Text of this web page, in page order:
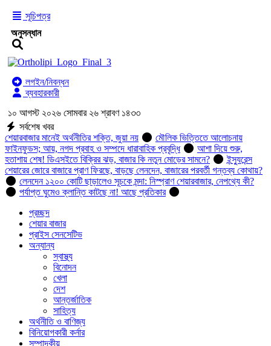
সূচিপত্র
অনুসন্ধান
লগইন/নিবন্ধন
ব্যবহারকারী
১০ আগস্ট ২০২৬ সোমবার ২৬ শ্রাবণ ১৪৩৩
সর্বশেষ খবর
শেয়ারবাজার মানেই অর্থনীতির শক্তি, জুয়া নয়
মৌলিক ভিত্তিতে আলোচনায়
ফাইনফুডস; আয়, নগদ প্রবাহ ও সম্পদে ধারাবাহিক প্রবৃদ্ধি
আশা দিয়ে শুরু,
হতাশায় শেষ! ডিএসইতে বিক্রির ঝড়, বাজার কি নতুন মোড়ের সামনে?
ইন্স্যুরেন্স
শেয়ারের জোরে বাজারে প্রাণ ফিরছে, বাড়ছে লেনদেন, বাজারের পরবর্তী গন্তব্য কোথায়?
লেনদেন ১২০০ কোটি ছাড়ালেও সূচকে মন্দা: নিস্প্রাণ শেয়ারবাজার, নেপথ্যে কী?
পর্যাপ্ত ঘুমেও ক্লান্তি কাটছে না! আছে প্রতিকার
প্রচ্ছদ
শেয়ার বাজার
প্রাইস সেনসেটিভ
অন্যান্য
স্বাস্থ্য
বিনোদন
খেলা
দেশ
আন্তর্জাতিক
সাহিত্য
অর্থনীতি ও বাণিজ্য
বিনিয়োগকারী কর্নার
সম্পাদকীয়